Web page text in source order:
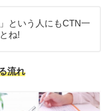
という人にもCTN一
ね!
流れ